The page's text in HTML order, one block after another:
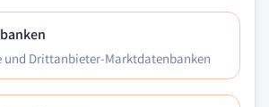
und Drittanbieter-Marktdatenbanken